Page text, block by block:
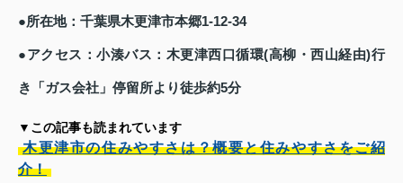
●所在地：千葉県木更津市本郷1-12-34
●アクセス：小湊バス：木更津西口循環(高柳・西山経由)行
き「ガス会社」停留所より徒歩約5分
▼この記事も読まれています
木更津市の住みやすさは？概要と住みやすさをご紹
介！